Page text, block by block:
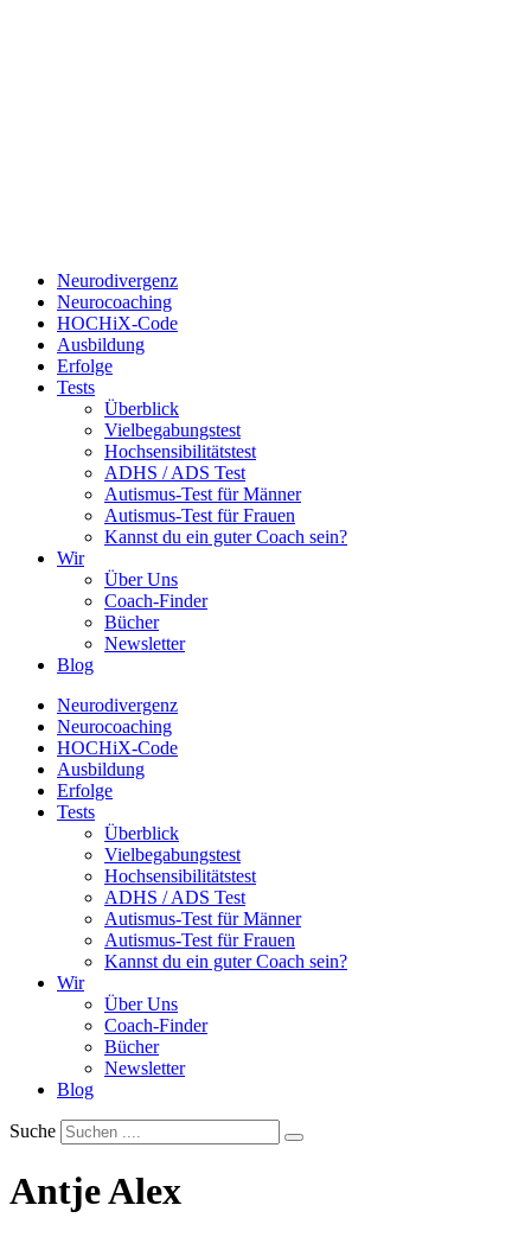
Neurodivergenz
Neurocoaching
HOCHiX-Code
Ausbildung
Erfolge
Tests
Überblick
Vielbegabungstest
Hochsensibilitätstest
ADHS / ADS Test
Autismus-Test für Männer
Autismus-Test für Frauen
Kannst du ein guter Coach sein?
Wir
Über Uns
Coach-Finder
Bücher
Newsletter
Blog
Neurodivergenz
Neurocoaching
HOCHiX-Code
Ausbildung
Erfolge
Tests
Überblick
Vielbegabungstest
Hochsensibilitätstest
ADHS / ADS Test
Autismus-Test für Männer
Autismus-Test für Frauen
Kannst du ein guter Coach sein?
Wir
Über Uns
Coach-Finder
Bücher
Newsletter
Blog
Suche
Antje Alex